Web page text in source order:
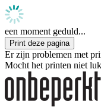
een moment geduld...
Print deze pagina
Er zijn problemen met
Mocht het printen niet